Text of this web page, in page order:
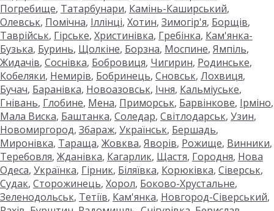
Погребище, Татарбунари, Камінь-Каширський,
Олевськ, Помічна, Іллінці, Хотин, Зимогір'я, Борщів,
Таврійськ, Гірське, Христинівка, Гребінка, Кам'янка-
Бузька, Буринь, Щолкіне, Борзна, Моспине, Ямпіль,
Жидачів, Соснівка, Бобровиця, Чигирин, Родинське,
Кобеляки, Немирів, Бобринець, Сновськ, Лохвиця,
Бучач, Баранівка, Новоазовськ, Ічня, Кальміуське,
Гнівань, Глобине, Мена, Приморськ, Барвінкове, Ірміно,
Мала Виска, Баштанка, Соледар, Світлодарськ, Узин,
Новомиргород, Збараж, Українськ, Бершадь,
Миронівка, Тараща, Жовква, Яворів, Рожище, Винники,
Теребовля, Жданівка, Кагарлик, Щастя, Городня, Нова
Одеса, Українка, Гірник, Біляївка, Корюківка, Сіверськ,
Судак, Сторожинець, Хорол, Боково-Хрустальне,
Зеленодольськ, Тетіїв, Кам'янка, Новгород-Сіверський,